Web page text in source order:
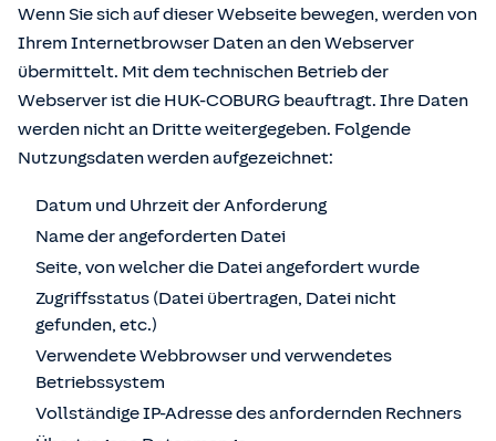
Wenn Sie sich auf dieser Webseite bewegen, werden von
Ihrem Internetbrowser Daten an den Webserver
übermittelt. Mit dem technischen Betrieb der
Webserver ist die HUK-COBURG beauftragt. Ihre Daten
werden nicht an Dritte weitergegeben. Folgende
Nutzungsdaten werden aufgezeichnet:
Datum und Uhrzeit der Anforderung
Name der angeforderten Datei
Seite, von welcher die Datei angefordert wurde
Zugriffsstatus (Datei übertragen, Datei nicht
gefunden, etc.)
Verwendete Webbrowser und verwendetes
Betriebssystem
Vollständige IP-Adresse des anfordernden Rechners